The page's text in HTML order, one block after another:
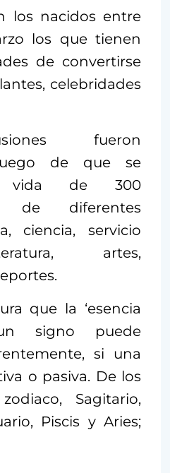
los nacidos entre
los que tienen
de convertirse
celebridades
fueron
de que se
vida de 300
de diferentes
ciencia, servicio
artes,
que la ‘esencia
signo puede
si una
o pasiva. De los
Sagitario,
Piscis y Aries;